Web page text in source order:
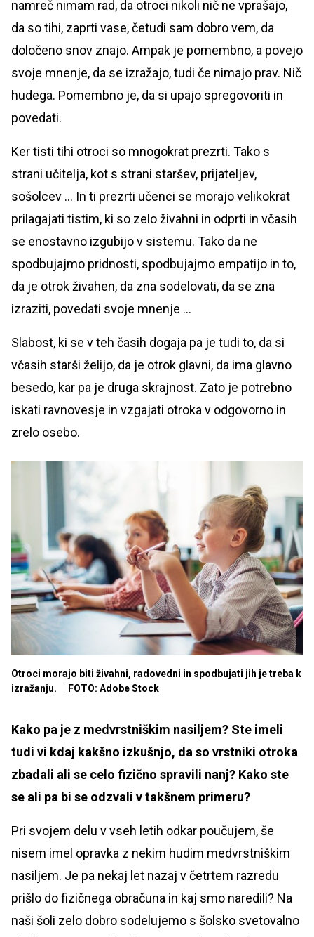
namreč nimam rad, da otroci nikoli nič ne vprašajo,
da so tihi, zaprti vase, četudi sam dobro vem, da
določeno snov znajo. Ampak je pomembno, a povejo
svoje mnenje, da se izražajo, tudi če nimajo prav. Nič
hudega. Pomembno je, da si upajo spregovoriti in
povedati.
Ker tisti tihi otroci so mnogokrat prezrti. Tako s
strani učitelja, kot s strani staršev, prijateljev,
sošolcev ... In ti prezrti učenci se morajo velikokrat
prilagajati tistim, ki so zelo živahni in odprti in včasih
se enostavno izgubijo v sistemu. Tako da ne
spodbujajmo pridnosti, spodbujajmo empatijo in to,
da je otrok živahen, da zna sodelovati, da se zna
izraziti, povedati svoje mnenje ...
Slabost, ki se v teh časih dogaja pa je tudi to, da si
včasih starši želijo, da je otrok glavni, da ima glavno
besedo, kar pa je druga skrajnost. Zato je potrebno
iskati ravnovesje in vzgajati otroka v odgovorno in
zrelo osebo.
Otroci morajo biti živahni, radovedni in spodbujati jih je treba k
izražanju.
FOTO: Adobe Stock
Kako pa je z medvrstniškim nasiljem? Ste imeli
tudi vi kdaj kakšno izkušnjo, da so vrstniki otroka
zbadali ali se celo fizično spravili nanj? Kako ste
se ali pa bi se odzvali v takšnem primeru?
Pri svojem delu v vseh letih odkar poučujem, še
nisem imel opravka z nekim hudim medvrstniškim
nasiljem. Je pa nekaj let nazaj v četrtem razredu
prišlo do fizičnega obračuna in kaj smo naredili? Na
naši šoli zelo dobro sodelujemo s šolsko svetovalno